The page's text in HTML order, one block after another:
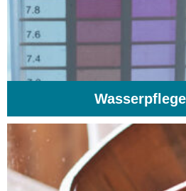
Wasserpflege